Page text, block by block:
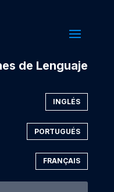
de Lenguaje
INGLÉS
PORTUGUÉS
FRANÇAIS